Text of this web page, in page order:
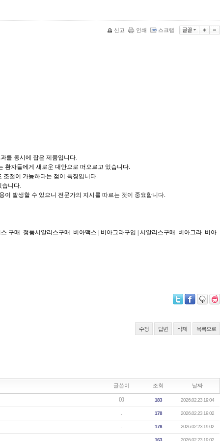
신고 인쇄 스크랩
를 동시에 잡은 제품입니다.
환자들에게 새로운 대안으로 떠오르고 있습니다.
절이 가능하다는 점이 특징입니다.
습니다.
발생할 수 있으니 전문가의 지시를 따르는 것이 중요합니다.
구매  정품시알리스구매  비아맥스 | 비아그라구입 | 시알리스구매  비아그라  비아
수정 답변 삭제 목록으로
글쓴이 조회 날짜
00 183 2026.02.23 19:04
. 178 2026.02.23 19:02
. 176 2026.02.23 19:02
. 163 2026.02.23 19:02